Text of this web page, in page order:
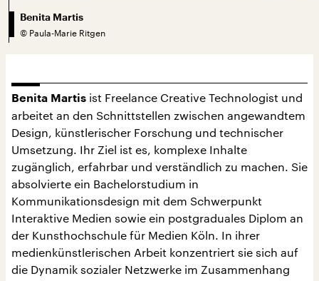
Benita Martis
© Paula-Marie Ritgen
Benita Martis ist Freelance Creative Technologist und
arbeitet an den Schnittstellen zwischen angewandtem
Design, künstlerischer Forschung und technischer
Umsetzung. Ihr Ziel ist es, komplexe Inhalte
zugänglich, erfahrbar und verständlich zu machen. Sie
absolvierte ein Bachelorstudium in
Kommunikationsdesign mit dem Schwerpunkt
Interaktive Medien sowie ein postgraduales Diplom an
der Kunsthochschule für Medien Köln. In ihrer
medienkünstlerischen Arbeit konzentriert sie sich auf
die Dynamik sozialer Netzwerke im Zusammenhang